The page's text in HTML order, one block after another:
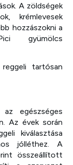
A zöldségek
krémlevesek
hozzászokni a
gyümölcs
tartósan
egészséges
Az évek során
kiválasztása
jólléthez. A
összeállított